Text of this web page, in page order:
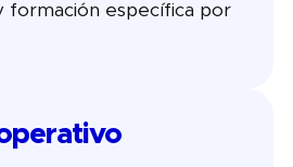
formación específica por